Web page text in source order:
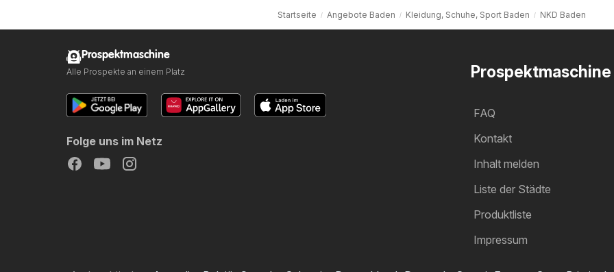
Startseite Angebote Baden Kleidung, Schuhe, Sport Baden NKD Baden
Prospektmaschine
FAQ
Kontakt
Inhalt melden
Liste der Städte
Produktliste
Impressum
Prospektmaschine
Alle Prospekte an einem Platz
Folge uns im Netz